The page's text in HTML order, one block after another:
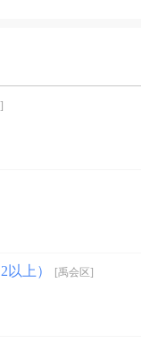
以上） [禹会区]